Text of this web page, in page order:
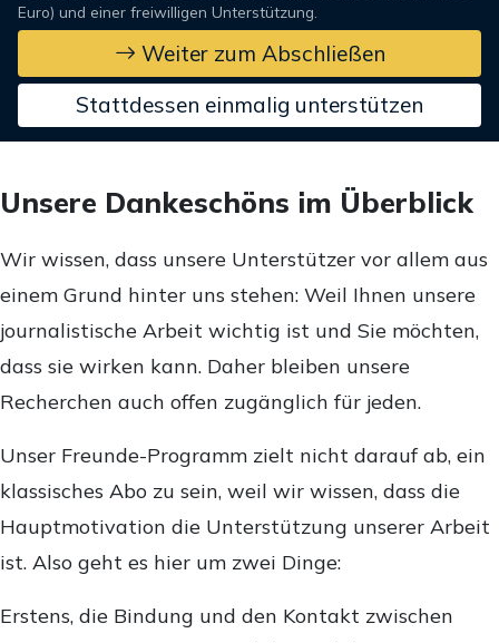
Euro) und einer freiwilligen Unterstützung.
Weiter zum Abschließen
Stattdessen einmalig unterstützen
Unsere Dankeschöns im Überblick
Wir wissen, dass unsere Unterstützer vor allem aus
einem Grund hinter uns stehen: Weil Ihnen unsere
journalistische Arbeit wichtig ist und Sie möchten,
dass sie wirken kann. Daher bleiben unsere
Recherchen auch offen zugänglich für jeden.
Unser Freunde-Programm zielt nicht darauf ab, ein
klassisches Abo zu sein, weil wir wissen, dass die
Hauptmotivation die Unterstützung unserer Arbeit
ist. Also geht es hier um zwei Dinge:
Erstens, die Bindung und den Kontakt zwischen